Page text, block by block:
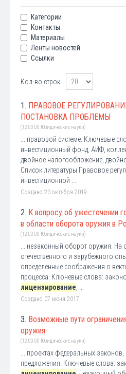
Категории
Контакты
Материалы
Ленты новостей
Ссылки
Кол-во строк:
1. ПРАВОВОЕ
ПОСТАНОВКА ПРОБЛЕМЫ
(12.00.00 Юридические науки)
... правовой системе. Ключевые
инвестиционный фонд, АИФ,
двойное налогообложение,
Список литературы Правовое
инвестиционной ...
Создано 23 октября 2019
2. К вопросу об ужесточении
в области оборота оружия в
(12.00.00 Юридические науки)
... незаконный оборот оружия. На
отечественного и зарубежного
определенные соображения о
процесса. Ключевые слова:
лицензирование
Создано 07 июня 2017
3. Возможные пути
оружия
(12.00.00 Юридические науки)
... проектах федеральных
предложения. Ключевые слова: